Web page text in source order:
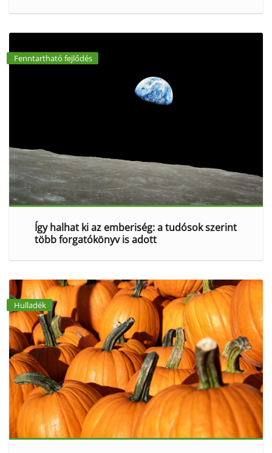
Fenntartható fejlődés
Így halhat ki az emberiség: a tudósok szerint
több forgatókönyv is adott
Hulladék